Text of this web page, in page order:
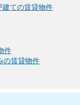
建ての賃貸物件
件
の賃貸物件